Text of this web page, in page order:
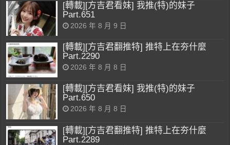
[轉載][方吉君看妹] 我推(特)的妹子
Part.651
2026 年 8 月 9 日
[轉載][方吉君翻推特] 推特上在夯什麼
Part.2290
2026 年 8 月 8 日
[轉載][方吉君看妹] 我推(特)的妹子
Part.650
2026 年 8 月 8 日
[轉載][方吉君翻推特] 推特上在夯什麼
Part.2289